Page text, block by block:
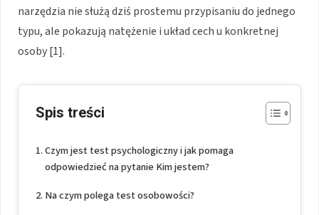
narzędzia nie służą dziś prostemu przypisaniu do jednego
typu, ale pokazują natężenie i układ cech u konkretnej
osoby [1].
Spis treści
Czym jest test psychologiczny i jak pomaga
odpowiedzieć na pytanie Kim jestem?
Na czym polega test osobowości?